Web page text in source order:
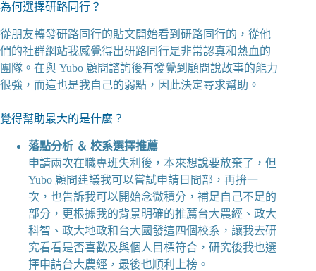
為何選擇研路同行？
從朋友轉發研路同行的貼文開始看到研路同行的，從他
們的社群網站我感覺得出研路同行是非常認真和熱血的
團隊。在與 Yubo 顧問諮詢後有發覺到顧問說故事的能力
很強，而這也是我自己的弱點，因此決定尋求幫助。
覺得幫助最大的是什麼？
落點分析 ＆ 校系選擇推薦
申請兩次在職專班失利後，本來想說要放棄了，但
Yubo 顧問建議我可以嘗試申請日間部，再拚一
次，也告訴我可以開始念微積分，補足自己不足的
部分，更根據我的背景明確的推薦台大農經、政大
科智、政大地政和台大國發這四個校系，讓我去研
究看看是否喜歡及與個人目標符合，研究後我也選
擇申請台大農經，最後也順利上榜。